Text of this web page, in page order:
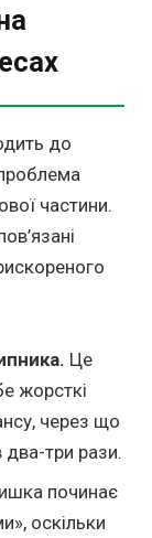
до
частини.
Це
жорсткі
через що
два-три рази.
починає
оскільки